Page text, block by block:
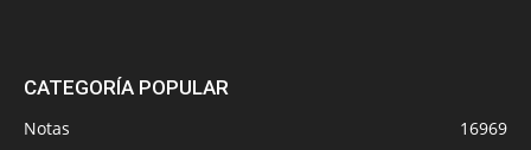
CATEGORÍA POPULAR
Notas
16969